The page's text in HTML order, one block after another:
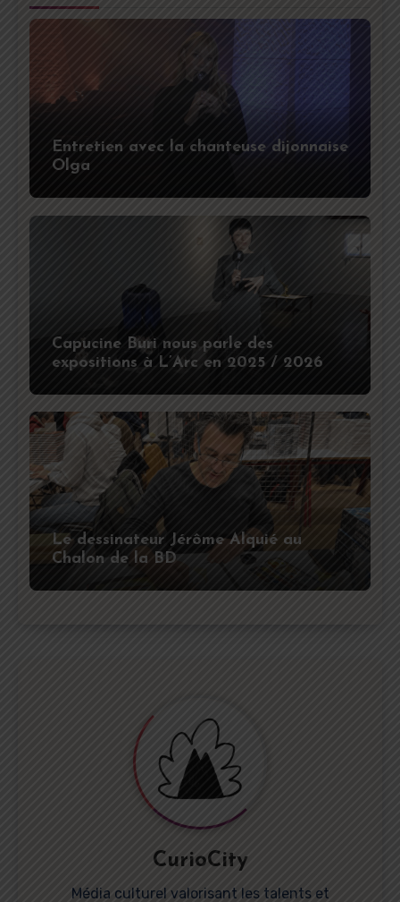
Entretien avec la chanteuse dijonnaise
Olga
Capucine Buri nous parle des
expositions à L’Arc en 2025 / 2026
Le dessinateur Jérôme Alquié au
Chalon de la BD
CurioCity
Média culturel valorisant les talents et